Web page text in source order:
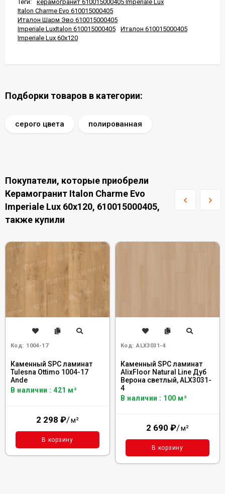
Теги:
керамогранит 610015000405 Imperiale Lux
Italon Charme Evo 610015000405
Италон Шарм Эво 610015000405
Imperiale LuxItalon 610015000405
Италон 610015000405
Imperiale Lux 60x120
Подборки товаров в категории:
серого цвета полированная
Покупатели, которые приобрели
Керамогранит Italon Charme Evo
Imperiale Lux 60x120, 610015000405,
также купили
Код: 1004-17
Каменный SPC ламинат
Tulesna Ottimo 1004-17
Ande
В наличии : 421 м²
2 298 ₽/м²
В корзину
Код: ALX3031-4
Каменный SPC ламинат
AlixFloor Natural Line Дуб
Верона светлый, ALX3031-
4
В наличии : 100 м²
2 690 ₽/м²
В корзину